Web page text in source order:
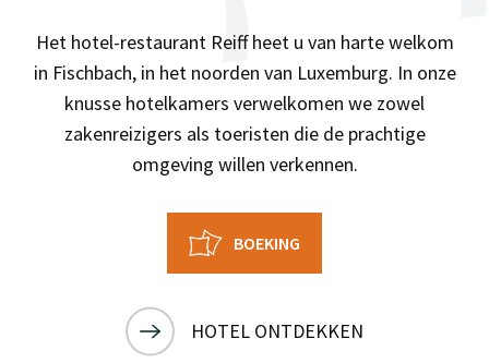
Het hotel-restaurant Reiff heet u van harte welkom
in Fischbach, in het noorden van Luxemburg. In onze
knusse hotelkamers verwelkomen we zowel
zakenreizigers als toeristen die de prachtige
omgeving willen verkennen.
BOEKING
HOTEL ONTDEKKEN